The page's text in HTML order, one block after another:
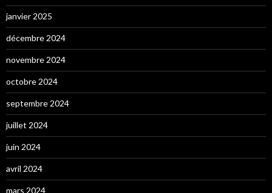
janvier 2025
décembre 2024
novembre 2024
octobre 2024
septembre 2024
juillet 2024
juin 2024
avril 2024
mars 2024